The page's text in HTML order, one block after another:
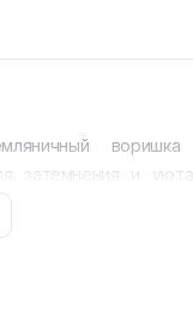
затемнения и
света и